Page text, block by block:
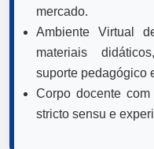
mercado.
Ambiente Virtual
materiais
suporte pedagógico
Corpo docente
stricto sensu e